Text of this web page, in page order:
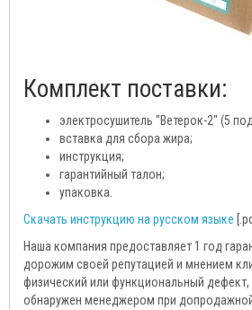
Комплект поставки:
электросушитель "Ветерок-2" (5
вставка для сбора жира;
инструкция;
гарантийный талон;
упаковка.
Скачать инструкцию на русском языке
Наша компания предоставляет 1 год
дорожим своей репутацией и мнением
физический или функциональный
обнаружен менеджером при